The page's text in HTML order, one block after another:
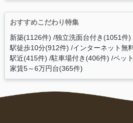
おすすめこだわり特集
新築(1126件) 独立洗面台付き(1051件)
駅徒歩10分(912件) インターネット無
駅近(415件) 駐車場付き(406件) ペッ
家賃5～6万円台(365件)